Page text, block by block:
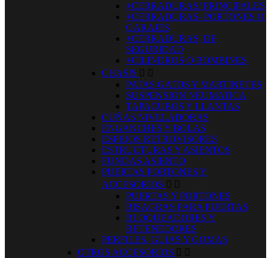
+CERRADURAS/ PRINCIPALES
+CERRADURAS- PORTONES O
GARAJES
+CERRADURAS, DE
SEGURIDAD
+CILINDROS O BOMBINES
CHASIS  
PATAS GATOS Y MARTINETES
SUSPENSION NEUMATICA
TAPACUBOS Y LLANTAS
CUÑAS NIVELADORAS
ENGANCHES Y BOLAS
ESPEJOS RETROVISORES
ESTRUCTURAS Y ASIENTOS
FUNDAS ASIENTO
PUERTAS PORTONES Y
ACCESORIOS  
PUERTAS Y PORTONES
BISAGRAS PARA PUERTAS
BLOQUEADORES Y
RETENEDORES
PERFILES, GUIAS Y GOMAS
OTROS ACCESORIOS  